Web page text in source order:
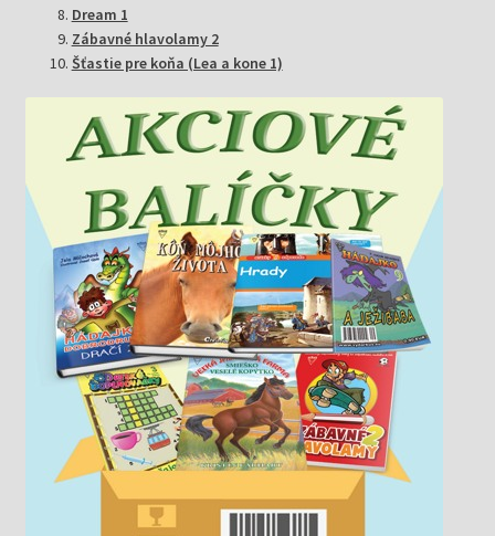
Dream 1
Zábavné hlavolamy 2
Šťastie pre koňa (Lea a kone 1)